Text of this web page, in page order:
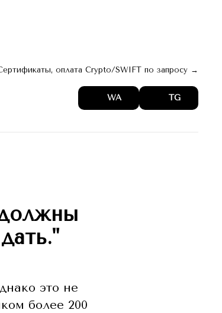
оплата Crypto/SWIFT по запросу →
WA TG
это не
более 200